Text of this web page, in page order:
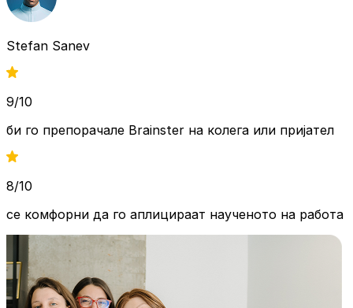
Stefan Sanev
9/10
би го препорачале Brainster на колега или пријател
8/10
се комфорни да го аплицираат наученото на работа